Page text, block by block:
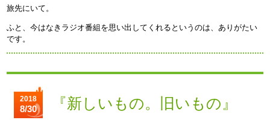
旅先にいて。
ふと、今はなきラジオ番組を思い出してくれるというのは、ありがたい
です。
2018
8/30 『新しいもの。旧いもの』